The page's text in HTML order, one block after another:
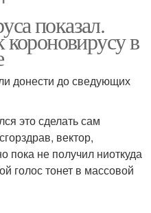
показал.
короновирусу в
донести до сведующих
это сделать сам
вектор,
пока не получил ниоткуда
голос тонет в массовой